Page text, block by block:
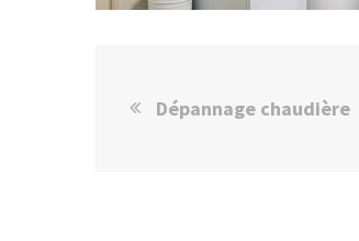
Dépannage chaudière